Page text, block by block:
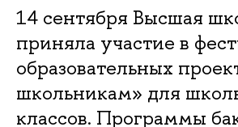
14 сентября Высшая
приняла участие в
образовательных
школьникам» для
классов. Программы